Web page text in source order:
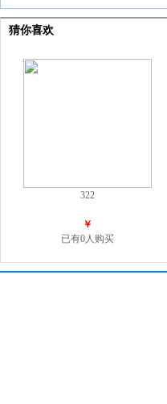
猜你喜欢
322
￥
已有0人购买